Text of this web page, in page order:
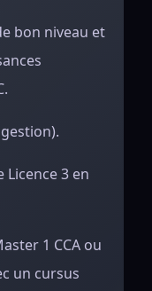
bon niveau et
Licence 3 en
1 CCA ou
un cursus